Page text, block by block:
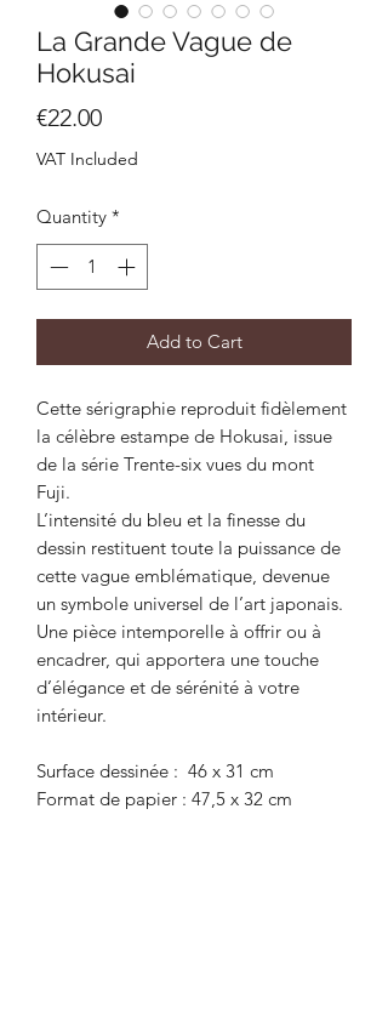
La Grande Vague de
Hokusai
€22.00Price
VAT Included
Quantity *
Add to Cart
Cette sérigraphie reproduit fidèlement
la célèbre estampe de Hokusai, issue
de la série Trente-six vues du mont
Fuji.
L’intensité du bleu et la finesse du
dessin restituent toute la puissance de
cette vague emblématique, devenue
un symbole universel de l’art japonais.
Une pièce intemporelle à offrir ou à
encadrer, qui apportera une touche
d’élégance et de sérénité à votre
intérieur.
Surface dessinée : 46 x 31 cm
Format de papier : 47,5 x 32 cm